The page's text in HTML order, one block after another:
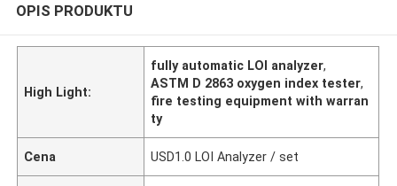
OPIS PRODUKTU
High Light:
fully automatic LOI analyzer,
ASTM D 2863 oxygen index tester,
fire testing equipment with warran
ty
Cena USD1.0 LOI Analyzer / set